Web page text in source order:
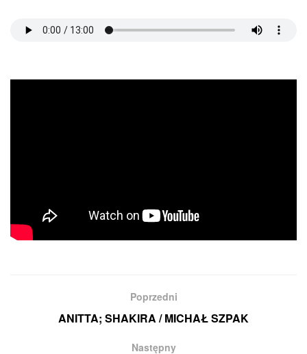
Poprzedni
ANITTA; SHAKIRA / MICHAŁ SZPAK
Następny